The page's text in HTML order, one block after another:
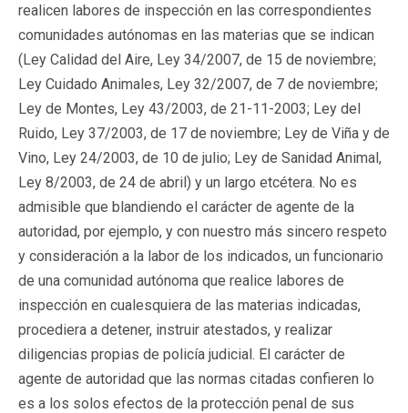
realicen labores de inspección en las correspondientes
comunidades autónomas en las materias que se indican
(Ley Calidad del Aire, Ley 34/2007, de 15 de noviembre;
Ley Cuidado Animales, Ley 32/2007, de 7 de noviembre;
Ley de Montes, Ley 43/2003, de 21-11-2003; Ley del
Ruido, Ley 37/2003, de 17 de noviembre; Ley de Viña y de
Vino, Ley 24/2003, de 10 de julio; Ley de Sanidad Animal,
Ley 8/2003, de 24 de abril) y un largo etcétera. No es
admisible que blandiendo el carácter de agente de la
autoridad, por ejemplo, y con nuestro más sincero respeto
y consideración a la labor de los indicados, un funcionario
de una comunidad autónoma que realice labores de
inspección en cualesquiera de las materias indicadas,
procediera a detener, instruir atestados, y realizar
diligencias propias de policía judicial. El carácter de
agente de autoridad que las normas citadas confieren lo
es a los solos efectos de la protección penal de sus